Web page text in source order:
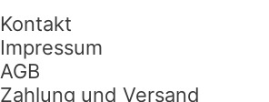
Kontakt
Impressum
AGB
Zahlung und Versand